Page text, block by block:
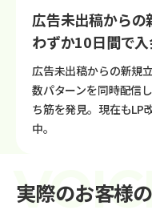
広告未出稿からの
わずか10日間で
広告未出稿からの新規
数パターンを同時配信
ち筋を発見。現在もLP
中。
実際のお客様